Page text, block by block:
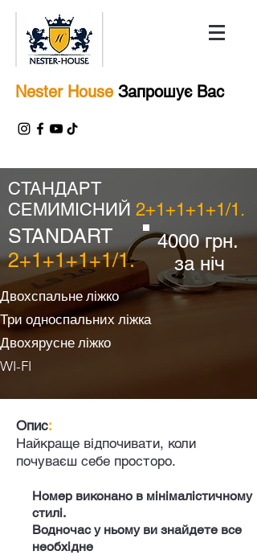
Nester House Запрошує Вас
Двохспальне ліжко
Три односпальних ліжка
Двохярусне ліжко
WI-FI
СТАНДАРТ
СЕМИМІСНИЙ 2+1+1+1+1/1.
4000 грн.
за ніч
STANDART
2+1+1+1+1/1.
Опис:
Найкраще відпочивати, коли
почуваєш себе просторо.
Номер виконано в мінімалістичному
стилі.
Водночас у ньому ви знайдете все
необхідне